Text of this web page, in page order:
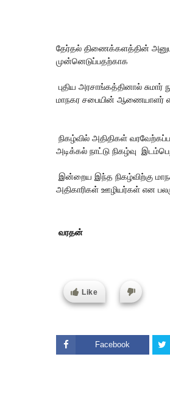
தேர்தல் திணைக்களத்தின்
முன்னெடுப்பதற்காக
புதிய அரசாங்கத்தினால்
மாநகர சபையின் ஆணையாளர்
நிகழ்வில் அதிதிகள்
அடிக்கல் நாட்டு நிகழ்வு
இன்றைய இந்த நிகழ்விற்கு
அதிகாரிகள் ஊழியர்கள் என
வரதன்
Like
Facebook